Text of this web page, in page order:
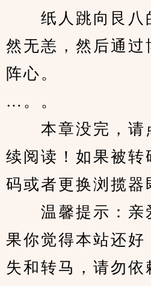
纸人跳向艮八
然无恙，然后通过
阵心。
…。。
本章没完，请
续阅读！如果被转
码或者更换浏揽器
温馨提示：亲
果你觉得本站还好
失和转马，请勿依